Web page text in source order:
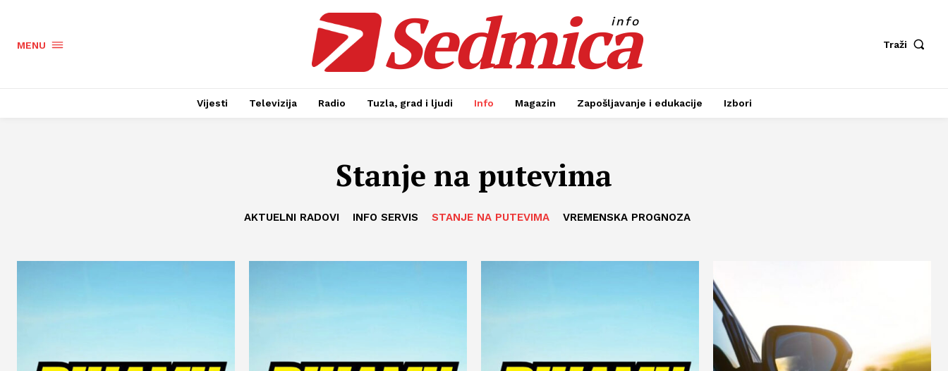
MENU Sedmica
info
Traži
Vijesti Televizija Radio Tuzla, grad i ljudi Info Magazin Zapošljavanje i edukacije Izbori
Stanje na putevima
AKTUELNI RADOVI INFO SERVIS STANJE NA PUTEVIMA VREMENSKA PROGNOZA